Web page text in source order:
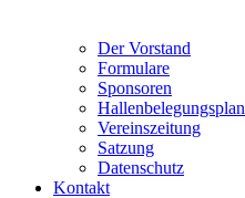
Der Vorstand
Formulare
Sponsoren
Hallenbelegungsplan
Vereinszeitung
Satzung
Datenschutz
Kontakt